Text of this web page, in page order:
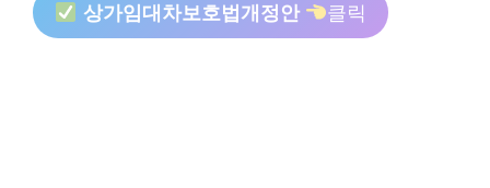
상가임대차보호법개정안 클릭